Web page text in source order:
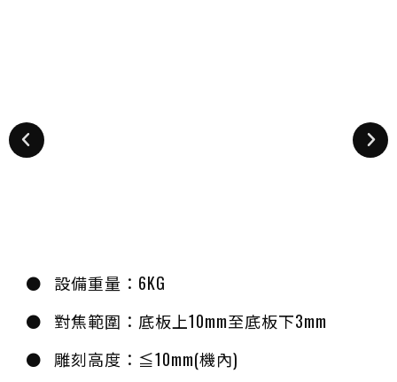
設備重量：6KG
對焦範圍：底板上10mm至底板下3mm
雕刻高度：≦10mm(機內)